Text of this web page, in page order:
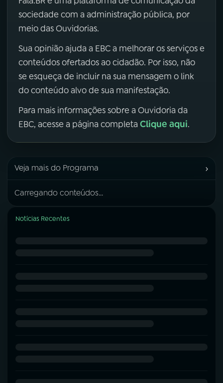
sociedade com a administração pública, por
meio das Ouvidorias.
Sua opinião ajuda a EBC a melhorar os serviços e
conteúdos ofertados ao cidadão. Por isso, não
se esqueça de incluir na sua mensagem o link
do conteúdo alvo de sua manifestação.
Para mais informações sobre a Ouvidoria da
EBC, acesse a página completa Clique aqui.
Veja mais do Programa ›
Carregando conteúdos...
Notícias Recentes